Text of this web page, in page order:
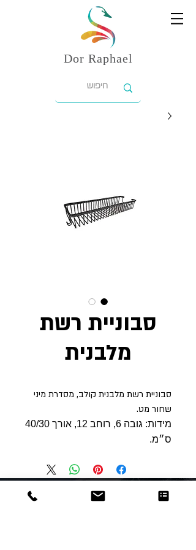
Dor Raphael
סבוניית רשת
מלבנית
סבוניית רשת מלבנית קולב, מסדרת מיני
שחור מט.
מידות: גובה 6, רוחב 12, אורך 40/30
ס״מ.